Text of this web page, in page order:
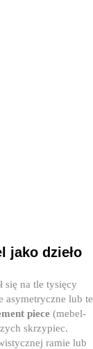
jako dzieło
się na tle tysięcy
asymetryczne lub te
piece (mebel-
skrzypiec.
ramie lub